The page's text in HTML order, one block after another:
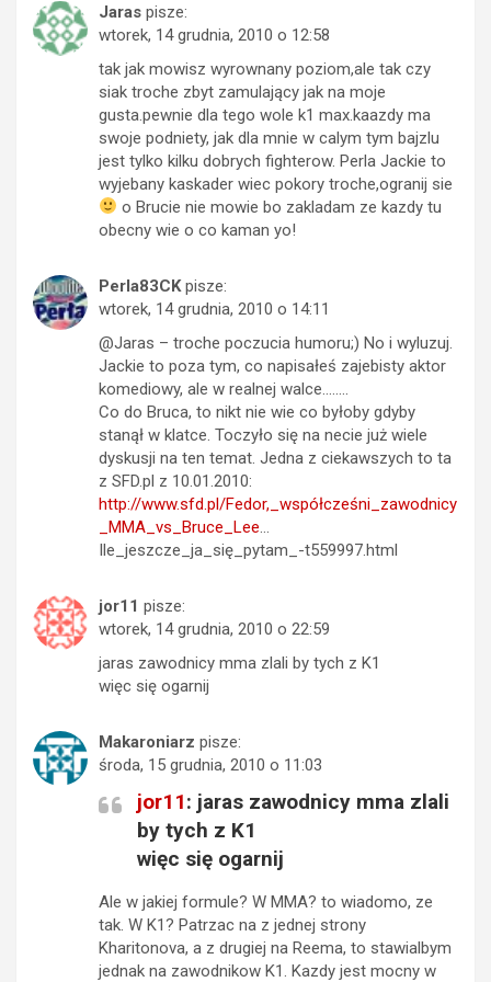
Jaras pisze:
wtorek, 14 grudnia, 2010 o 12:58
tak jak mowisz wyrownany poziom,ale tak czy
siak troche zbyt zamulający jak na moje
gusta.pewnie dla tego wole k1 max.kaazdy ma
swoje podniety, jak dla mnie w calym tym bajzlu
jest tylko kilku dobrych fighterow. Perla Jackie to
wyjebany kaskader wiec pokory troche,ogranij sie
o Brucie nie mowie bo zakladam ze kazdy tu
obecny wie o co kaman yo!
Perla83CK pisze:
wtorek, 14 grudnia, 2010 o 14:11
@Jaras – troche poczucia humoru;) No i wyluzuj.
Jackie to poza tym, co napisałeś zajebisty aktor
komediowy, ale w realnej walce……..
Co do Bruca, to nikt nie wie co byłoby gdyby
stanął w klatce. Toczyło się na necie już wiele
dyskusji na ten temat. Jedna z ciekawszych to ta
z SFD.pl z 10.01.2010:
http://www.sfd.pl/Fedor,_współcześni_zawodnicy
_MMA_vs_Bruce_Lee…
Ile_jeszcze_ja_się_pytam_-t559997.html
jor11 pisze:
wtorek, 14 grudnia, 2010 o 22:59
jaras zawodnicy mma zlali by tych z K1
więc się ogarnij
Makaroniarz pisze:
środa, 15 grudnia, 2010 o 11:03
jor11: jaras zawodnicy mma zlali
by tych z K1
więc się ogarnij
Ale w jakiej formule? W MMA? to wiadomo, ze
tak. W K1? Patrzac na z jednej strony
Kharitonova, a z drugiej na Reema, to stawialbym
jednak na zawodnikow K1. Kazdy jest mocny w